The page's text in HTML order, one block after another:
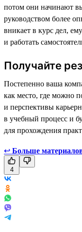
потом они начинают
руководством более
вникает в курс дел,
и работать
Получайте
Постепенно ваша
как место, где можно
и перспективы
в учебный процесс и
для прохождения
↩ Больше
4